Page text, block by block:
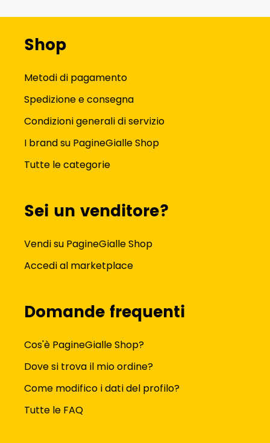
Shop
Metodi di pagamento
Spedizione e consegna
Condizioni generali di servizio
I brand su PagineGialle Shop
Tutte le categorie
Sei un venditore?
Vendi su PagineGialle Shop
Accedi al marketplace
Domande frequenti
Cos'è PagineGialle Shop?
Dove si trova il mio ordine?
Come modifico i dati del profilo?
Tutte le FAQ